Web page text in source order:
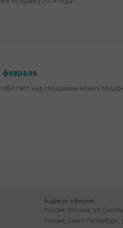
февраля
над созданием новых
Адреса офисов:
Россия, Москва, ул.
Россия, Санкт-